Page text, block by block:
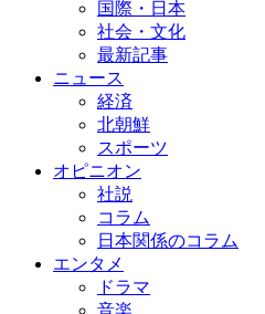
国際・日本
社会・文化
最新記事
ニュース
経済
北朝鮮
スポーツ
オピニオン
社説
コラム
日本関係のコラム
エンタメ
ドラマ
音楽